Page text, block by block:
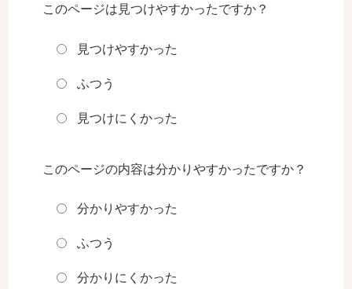
このページは見つけやすかったですか？
見つけやすかった
ふつう
見つけにくかった
このページの内容は分かりやすかったですか？
分かりやすかった
ふつう
分かりにくかった